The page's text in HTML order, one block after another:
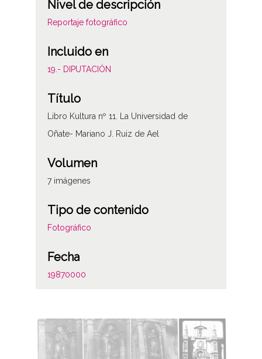
Nivel de descripción
Reportaje fotográfico
Incluido en
19.- DIPUTACIÓN
Título
Libro Kultura nº 11. La Universidad de
Oñate- Mariano J. Ruiz de Ael
Volumen
7 imágenes
Tipo de contenido
Fotográfico
Fecha
19870000
Procede de transferencia R-328.4
Licencia de las imágenes